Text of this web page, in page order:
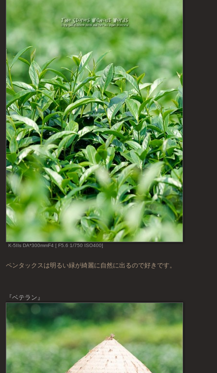
K-5IIs DA*300mmF4 [ F5.6 1/750 ISO400]
ペンタックスは明るい緑が綺麗に自然に出るので好きです。
『ベテラン』